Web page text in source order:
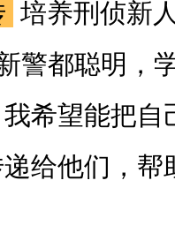
培养刑侦新人
警都聪明，
希望能把
给他们，帮